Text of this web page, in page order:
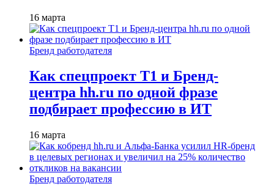
16 марта
Бренд работодателя
Как спецпроект T1 и Бренд-
центра hh.ru по одной фразе
подбирает профессию в ИТ
16 марта
Бренд работодателя